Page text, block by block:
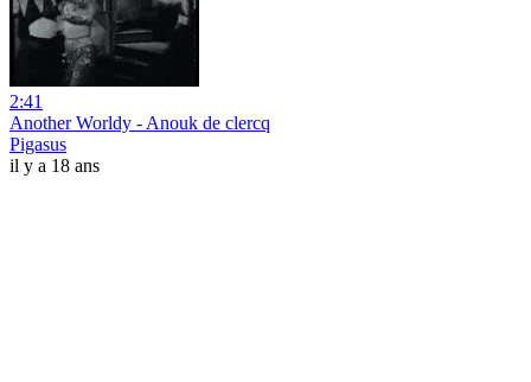
2:41
Another Worldy - Anouk de clercq
Pigasus
il y a 18 ans